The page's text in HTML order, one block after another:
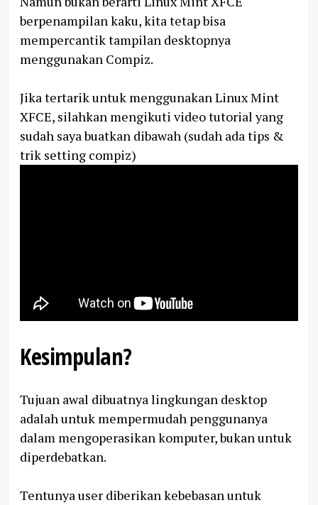
berpenampilan kaku, kita tetap bisa
mempercantik tampilan desktopnya
menggunakan Compiz.
Jika tertarik untuk menggunakan Linux Mint
XFCE, silahkan mengikuti video tutorial yang
sudah saya buatkan dibawah (sudah ada tips &
trik setting compiz)
Kesimpulan?
Tujuan awal dibuatnya lingkungan desktop
adalah untuk mempermudah penggunanya
dalam mengoperasikan komputer, bukan untuk
diperdebatkan.
Tentunya user diberikan kebebasan untuk